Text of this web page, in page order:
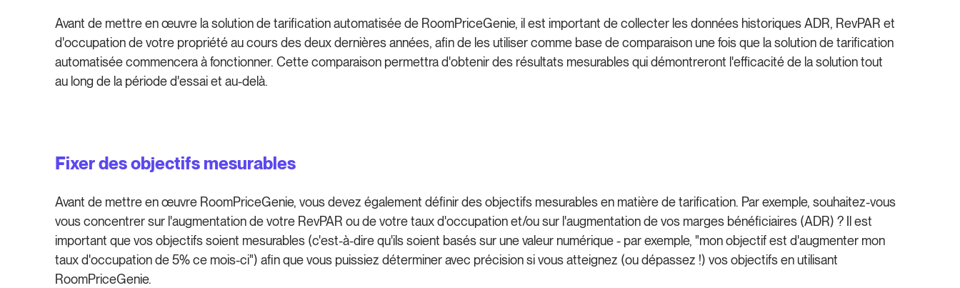
Avant de mettre en œuvre la solution de tarification automatisée de RoomPriceGenie, il est important de collecter les données historiques ADR, RevPAR et
d'occupation de votre propriété au cours des deux dernières années, afin de les utiliser comme base de comparaison une fois que la solution de tarification
automatisée commencera à fonctionner. Cette comparaison permettra d'obtenir des résultats mesurables qui démontreront l'efficacité de la solution tout
au long de la période d'essai et au-delà.
Fixer des objectifs mesurables
Avant de mettre en œuvre RoomPriceGenie, vous devez également définir des objectifs mesurables en matière de tarification. Par exemple, souhaitez-vous
vous concentrer sur l'augmentation de votre RevPAR ou de votre taux d'occupation et/ou sur l'augmentation de vos marges bénéficiaires (ADR) ? Il est
important que vos objectifs soient mesurables (c'est-à-dire qu'ils soient basés sur une valeur numérique - par exemple, "mon objectif est d'augmenter mon
taux d'occupation de 5% ce mois-ci") afin que vous puissiez déterminer avec précision si vous atteignez (ou dépassez !) vos objectifs en utilisant
RoomPriceGenie.